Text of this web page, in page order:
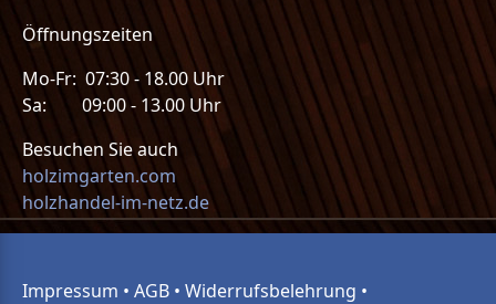
Öffnungszeiten
Mo-Fr: 07:30 - 18.00 Uhr
Sa: 09:00 - 13.00 Uhr
Besuchen Sie auch
holzimgarten.com
holzhandel-im-netz.de
Impressum • AGB • Widerrufsbelehrung •